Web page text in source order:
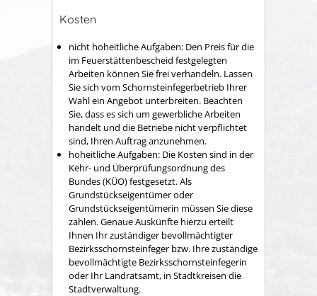
Kosten
nicht hoheitlicheAufgaben: Den Preisfür die
im Feuerstättenbescheid festgelegten
Arbeiten können Sie frei verhandeln. Lassen
Sie sich vom Schornsteinfegerbetrieb Ihrer
Wahl ein Angebot unterbreiten. Beachten
Sie, dass es sich um gewerbliche Arbeiten
handelt und die Betriebe nicht verpflichtet
sind, Ihren Auftrag anzunehmen.
hoheitliche Aufgaben: Die Kosten sind in der
Kehr- und Überprüfungsordnung des
Bundes (KÜO) festgesetzt. Als
Grundstückseigentümeroder
Grundstückseigentümerin müssen Sie diese
zahlen. Genaue Auskünfte hierzu erteilt
Ihnen Ihr zuständiger bevollmächtigter
Bezirksschornsteinfeger bzw. Ihre zuständige
bevollmächtigte Bezirksschornsteinfegerin
oder Ihr Landratsamt, in Stadtkreisen die
Stadtverwaltung.